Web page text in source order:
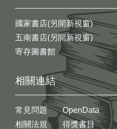
國家書店(另開新視窗)
五南書店(另開新視窗)
寄存圖書館
相關連結
常見問題
相關法規
OpenData
得獎書目